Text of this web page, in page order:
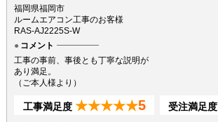
福岡県福岡市
ルームエアコン工事のお客様
RAS-AJ2225S-W
コメント
工事の事前、事後とも丁寧な説明が
あり満足。
（ご本人様より）
工事満足度 ★★★★★5 受注満足度